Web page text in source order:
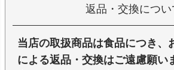
返品・交換につい
当店の取扱商品は食品につき、
による返品・交換はご遠慮願い